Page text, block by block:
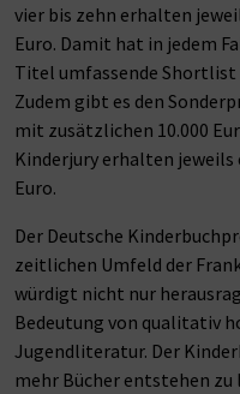
vier bis zehn erhalten
Euro. Damit hat in jedem
Titel umfassende Shortlist
Zudem gibt es den
mit zusätzlichen 10.000
Kinderjury erhalten jeweils
Euro.
Der Deutsche
zeitlichen Umfeld der
würdigt nicht nur
Bedeutung von qualitativ
Jugendliteratur. Der
mehr Bücher entstehen zu